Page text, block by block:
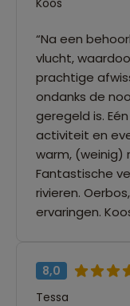
“Na een
vlucht,
prachtige
ondanks de
geregeld is.
activiteit en
warm, (weinig)
Fantastische
rivieren.
ervaringen.
8,0
Tessa